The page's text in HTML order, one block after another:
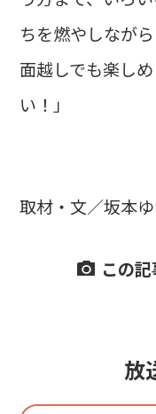
ちを燃やしなが
面越しでも楽し
い！」
取材・文／坂本
この
放